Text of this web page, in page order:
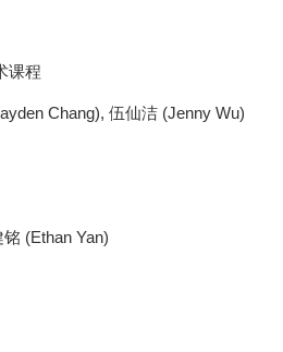
课程
Chang), 伍仙洁 (Jenny Wu)
(Ethan Yan)